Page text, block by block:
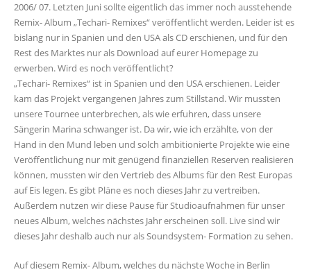
2006/ 07. Letzten Juni sollte eigentlich das immer noch ausstehende
Remix- Album „Techari- Remixes“ veröffentlicht werden. Leider ist es
bislang nur in Spanien und den USA als CD erschienen, und für den
Rest des Marktes nur als Download auf eurer Homepage zu
erwerben. Wird es noch veröffentlicht?
„Techari- Remixes“ ist in Spanien und den USA erschienen. Leider
kam das Projekt vergangenen Jahres zum Stillstand. Wir mussten
unsere Tournee unterbrechen, als wie erfuhren, dass unsere
Sängerin Marina schwanger ist. Da wir, wie ich erzählte, von der
Hand in den Mund leben und solch ambitionierte Projekte wie eine
Veröffentlichung nur mit genügend finanziellen Reserven realisieren
können, mussten wir den Vertrieb des Albums für den Rest Europas
auf Eis legen. Es gibt Pläne es noch dieses Jahr zu vertreiben.
Außerdem nutzen wir diese Pause für Studioaufnahmen für unser
neues Album, welches nächstes Jahr erscheinen soll. Live sind wir
dieses Jahr deshalb auch nur als Soundsystem- Formation zu sehen.
Auf diesem Remix- Album, welches du nächste Woche in Berlin